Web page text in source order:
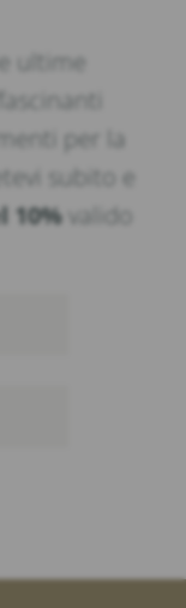
ultime
per la
subito e
10%valido